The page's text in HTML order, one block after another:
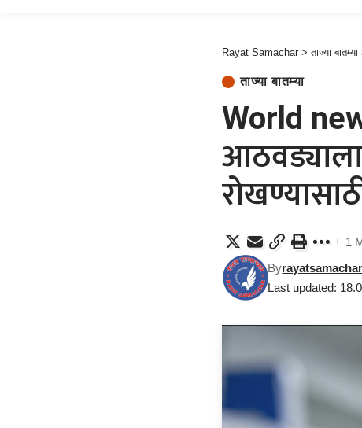
Rayat Samachar >ताज्या बातम्या
ताज्या बातम्या
World
आठवड्याला
Last updated:
Byrayatsamachar
1